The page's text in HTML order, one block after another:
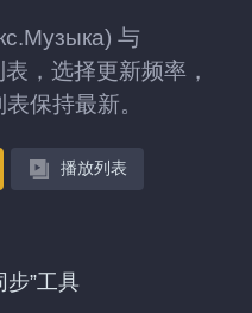
与
，选择更新频率，
保持最新。
播放列表
步”工具